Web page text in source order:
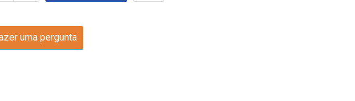
uma pergunta